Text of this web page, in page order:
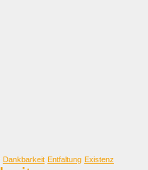
Dankbarkeit Entfaltung Existenz